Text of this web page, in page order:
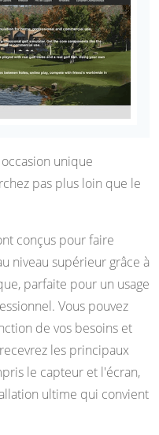
unique
pas plus loin que le
conçus pour faire
niveau supérieur grâce à
parfaite pour un usage
Vous pouvez
de vos besoins et
les principaux
le capteur et l'écran,
ultime qui convient